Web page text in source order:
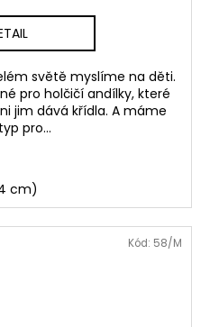
světě myslíme na děti.
pro holčičí andílky, které
jim dává křídla. A máme
pro...
cm)
Kód: 58/M